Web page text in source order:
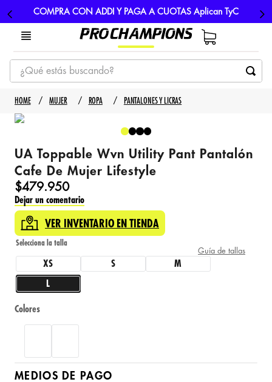
COMPRA CON ADDI Y PAGA A CUOTAS Aplican TyC
¿Qué estás buscando?
TÉRMINOS MÁS BUSCADOS
1
3. nike
4. guayos
5. gorras
MUJER ROPA PANTALONES Y LICRAS
UA Toppable Wvn Utility Pant Pantalón
Cafe De Mujer Lifestyle
$479.950
Dejar un comentario
VER INVENTARIO EN TIENDA
Guía de tallas
XS S M
L
Colores
MEDIOS DE PAGO